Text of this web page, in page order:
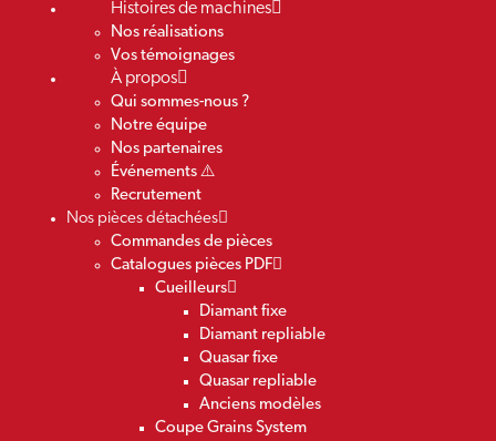
Histoires de machines
Nos réalisations
Vos témoignages
À propos
Qui sommes-nous ?
Notre équipe
Nos partenaires
Événements ⚠️
Recrutement
Nos pièces détachées
Commandes de pièces
Catalogues pièces PDF
Cueilleurs
Diamant fixe
Diamant repliable
Quasar fixe
Quasar repliable
Anciens modèles
Coupe Grains System